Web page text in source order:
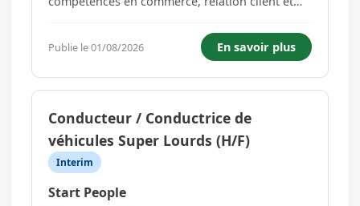
enseigne de la grande distribution ? Vous êtes
titulaire d'un BAC ou équivalence ?Préparez un
BTS Management Commercial Op�...
Publie le 01/08/2026 En savoir plus
Conducteur / Conductrice de
véhicules Super Lourds (H/F)
Interim
Start People